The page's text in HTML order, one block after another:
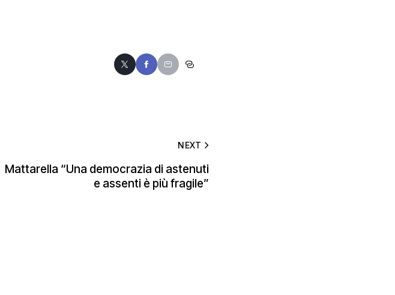
NEXT
Mattarella “Una democrazia di astenuti
e assenti è più fragile”